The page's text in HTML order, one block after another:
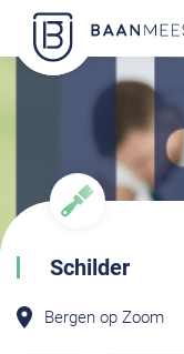
Schilder
Bergen op Zoom